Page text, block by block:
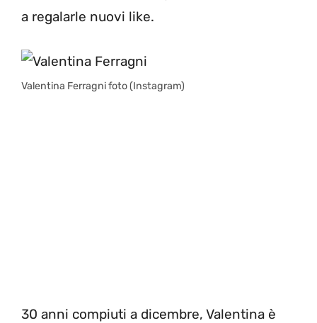
a regalarle nuovi like.
Valentina Ferragni foto (Instagram)
30 anni compiuti a dicembre, Valentina è